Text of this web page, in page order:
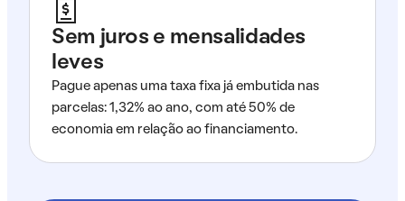
Sem juros e mensalidades
leves
Pague apenas uma taxa fixa já embutida nas
parcelas: 1,32% ao ano, com até 50% de
economia em relação ao financiamento.